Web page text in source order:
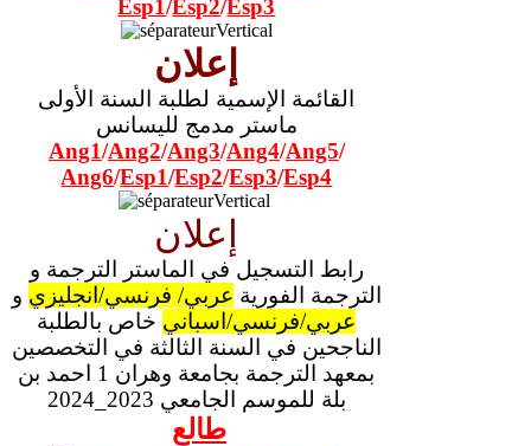
Esp1/Esp2/Esp3
إعلان
القائمة الإسمية لطلبة السنة الأولى
ماستر مدمج لليسانس
Ang1/Ang2/Ang3/Ang4/Ang5/
Ang6/Esp1/Esp2/Esp3/Esp4
إعلان
رابط التسجيل في الماستر الترجمة و
الترجمة الفورية عربي/ فرنسي/انجليزي و
عربي/فرنسي/اسباني خاص بالطلبة
الناجحين في السنة الثالثة في التخصصين
بمعهد الترجمة بجامعة وهران 1 احمد بن
بلة للموسم الجامعي 2023_2024
طالع